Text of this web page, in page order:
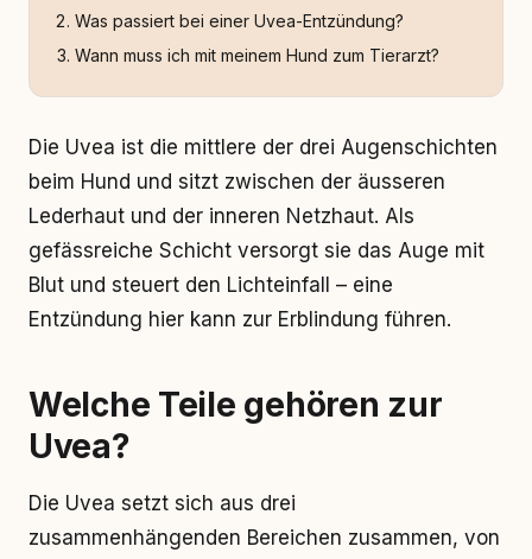
Was passiert bei einer Uvea-Entzündung?
Wann muss ich mit meinem Hund zum Tierarzt?
Die Uvea ist die mittlere der drei Augenschichten
beim Hund und sitzt zwischen der äusseren
Lederhaut und der inneren Netzhaut. Als
gefässreiche Schicht versorgt sie das Auge mit
Blut und steuert den Lichteinfall – eine
Entzündung hier kann zur Erblindung führen.
Welche Teile gehören zur
Uvea?
Die Uvea setzt sich aus drei
zusammenhängenden Bereichen zusammen, von